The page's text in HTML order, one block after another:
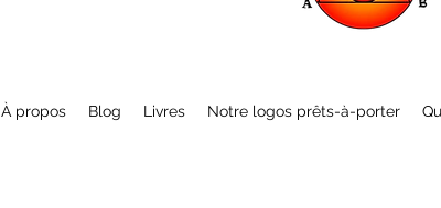
À propos Blog Livres Notre logos prêts-à-porter